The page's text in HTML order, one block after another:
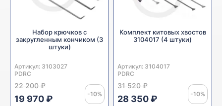
Набор крючков с
закругленным кончиком (3
штуки)
Артикул: 3103027
Производитель:
PDRC
22 200 ₽
-10%
19 970 ₽
Комплект китовых хвостов
3104017 (4 штуки)
Артикул: 3104017
Производитель:
PDRC
31 520 ₽
-10%
28 350 ₽